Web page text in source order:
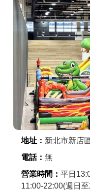
討論區
聯絡我們
APP下載
地址： 新北市新店
電話： 無
營業時間： 平日
11:00-22:00(週日